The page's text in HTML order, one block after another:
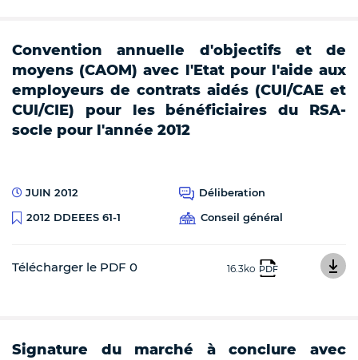
Convention annuelle d'objectifs et de
moyens (CAOM) avec l'Etat pour l'aide aux
employeurs de contrats aidés (CUI/CAE et
CUI/CIE) pour les bénéficiaires du RSA-
socle pour l'année 2012
JUIN 2012
Déliberation
2012 DDEEES 61-1
Conseil général
Télécharger le PDF 0 16.3ko PDF
Signature du marché à conclure avec